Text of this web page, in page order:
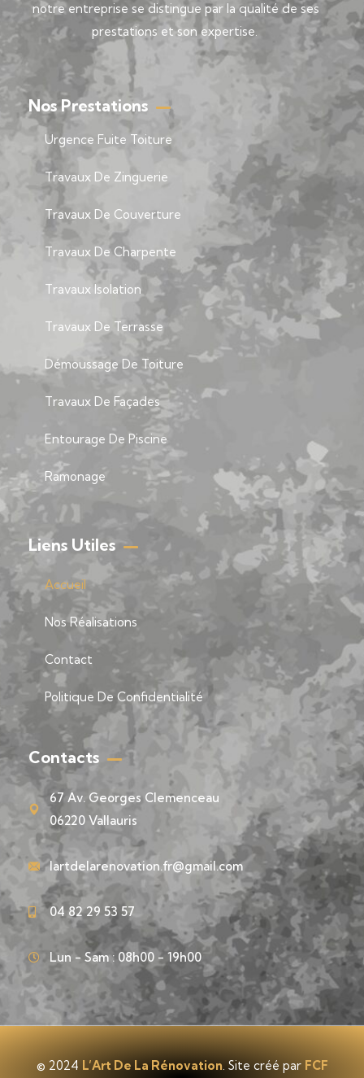
notre entreprise se distingue par la qualité de ses
prestations et son expertise.
Nos Prestations
Urgence Fuite Toiture
Travaux De Zinguerie
Travaux De Couverture
Travaux De Charpente
Travaux Isolation
Travaux De Terrasse
Démoussage De Toiture
Travaux De Façades
Entourage De Piscine
Ramonage
Liens Utiles
Accueil
Nos Réalisations
Contact
Politique De Confidentialité
Contacts
67 Av. Georges Clemenceau
06220 Vallauris
lartdelarenovation.fr@gmail.com
04 82 29 53 57
Lun - Sam : 08h00 - 19h00
© 2024 L’Art De La Rénovation. Site créé par FCF